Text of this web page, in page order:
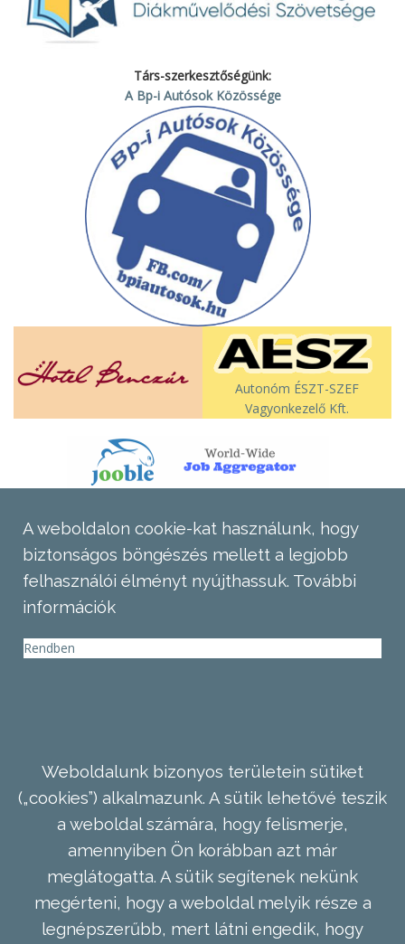
Társ-szerkesztőségünk:
A Bp-i Autósok Közössége
Autonóm ÉSZT-SZEF
Vagyonkezelő Kft.
A weboldalon cookie-kat használunk, hogy
biztonságos böngészés mellett a legjobb
felhasználói élményt nyújthassuk. További
információk
Rendben
Weboldalunk bizonyos területein sütiket
(„cookies”) alkalmazunk. A sütik lehetővé teszik
a weboldal számára, hogy felismerje,
amennyiben Ön korábban azt már
meglátogatta. A sütik segítenek nekünk
megérteni, hogy a weboldal melyik része a
legnépszerűbb, mert látni engedik, hogy